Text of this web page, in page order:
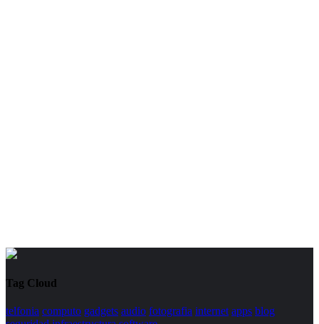
Tag Cloud
telfonia computo gadgets audio fotografia internet apps blog